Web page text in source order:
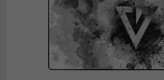
spędzonej przy komputerze. A gdy
zobaczysz ile wygranych map i ile
możesz z nią przeżyć.